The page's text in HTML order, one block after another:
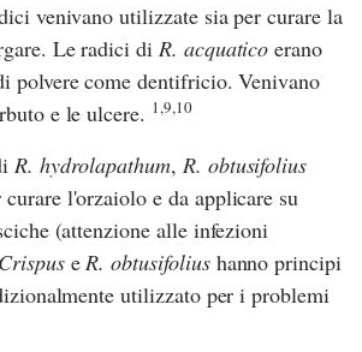
venivano utilizzate sia per curare la
Le radici di R. acquatico erano
polvere come dentifricio. Venivano
e le ulcere. 1,9,10
R. hydrolapathum, R. obtusifolius
curare l'orzaiolo e da applicare su
(attenzione alle infezioni
eR. obtusifoliushanno principi
utilizzato per i problemi